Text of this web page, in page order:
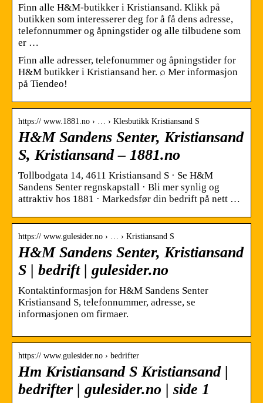
Finn alle H&M-butikker i Kristiansand. Klikk på
butikken som interesserer deg for å få dens adresse,
telefonnummer og åpningstider og alle tilbudene som
er …
Finn alle adresser, telefonummer og åpningstider for
H&M butikker i Kristiansand her. ⌕ Mer informasjon
på Tiendeo!
https:// www.1881.no › … › Klesbutikk Kristiansand S
H&M Sandens Senter, Kristiansand
S, Kristiansand – 1881.no
Tollbodgata 14, 4611 Kristiansand S · Se H&M
Sandens Senter regnskapstall · Bli mer synlig og
attraktiv hos 1881 · Markedsfør din bedrift på nett …
https:// www.gulesider.no › … › Kristiansand S
H&M Sandens Senter, Kristiansand
S | bedrift | gulesider.no
Kontaktinformasjon for H&M Sandens Senter
Kristiansand S, telefonnummer, adresse, se
informasjonen om firmaer.
https:// www.gulesider.no › bedrifter
Hm Kristiansand S Kristiansand |
bedrifter | gulesider.no | side 1